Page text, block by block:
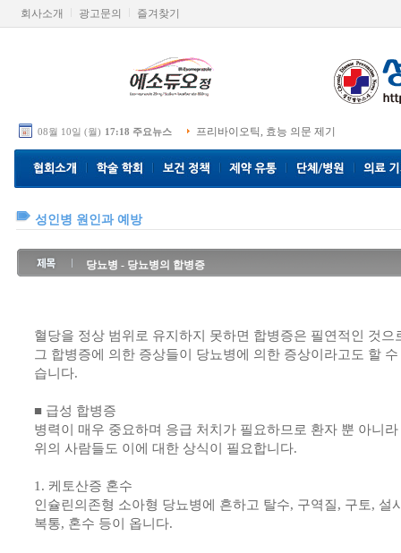
회사소개 광고문의 즐겨찾기
08월 10일 (월) 17:18 주요뉴스 프리바이오틱, 효능 의문 제기
성인병 원인과 예방
당뇨병 - 당뇨병의 합병증
혈당을 정상 범위로 유지하지 못하면 합병증은 필연적인 것으
그 합병증에 의한 증상들이 당뇨병에 의한 증상이라고도 할 수
습니다.
■ 급성 합병증
병력이 매우 중요하며 응급 처치가 필요하므로 환자 뿐 아니라
위의 사람들도 이에 대한 상식이 필요합니다.
1. 케토산증 혼수
인슐린의존형 소아형 당뇨병에 흔하고 탈수, 구역질, 구토, 설
복통, 혼수 등이 옵니다.